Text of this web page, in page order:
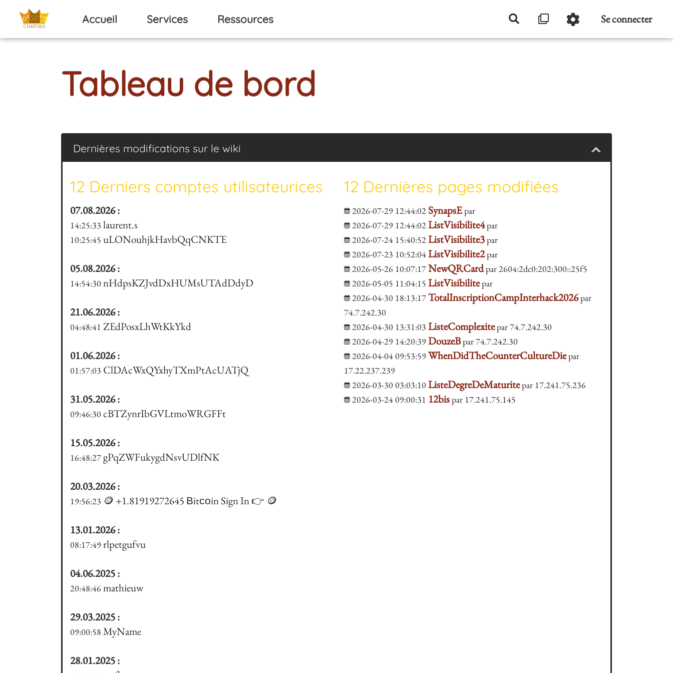
Aller au contenu principal
Accueil Services Ressources Rechercher Se connecter
Tableau de bord
Dernières modifications sur le wiki
12 Derniers comptes utilisateurices
07.08.2026 :
14:25:33 laurent.s
10:25:45 uLONouhjkHavbQqCNKTE
05.08.2026 :
14:54:30 nHdpsKZJvdDxHUMsUTAdDdyD
21.06.2026 :
04:48:41 ZEdPosxLhWtKkYkd
01.06.2026 :
01:57:03 ClDAcWxQYxhyTXmPtAcUATjQ
31.05.2026 :
09:46:30 cBTZynrIbGVLtmoWRGFFt
15.05.2026 :
16:48:27gPqZWFukygdNsvUDlfNK
20.03.2026 :
19:56:23 🪙 +1.81919272645 Вitсоin Sign In 👉 🪙
13.01.2026 :
08:17:49rlpetgufvu
04.06.2025 :
20:48:46mathieuw
29.03.2025 :
09:00:58 MyName
28.01.2025 :
12 Dernières pages modifiées
2026-07-29 12:44:02SynapsEpar
2026-07-29 12:44:02ListVisibilite4par
2026-07-24 15:40:52ListVisibilite3par
2026-07-23 10:52:04ListVisibilite2par
2026-05-26 10:07:17NewQRCardpar 2604:2dc0:202:300::25f5
2026-05-05 11:04:15 ListVisibilitepar
2026-04-30 18:13:17TotalInscriptionCampInterhack2026par
74.7.242.30
2026-04-30 13:31:03 ListeComplexitepar 74.7.242.30
2026-04-29 14:20:39DouzeBpar 74.7.242.30
2026-04-04 09:53:59WhenDidTheCounterCultureDiepar
17.22.237.239
2026-03-30 03:03:10 ListeDegreDeMaturitepar 17.241.75.236
2026-03-24 09:00:31 12bispar 17.241.75.145